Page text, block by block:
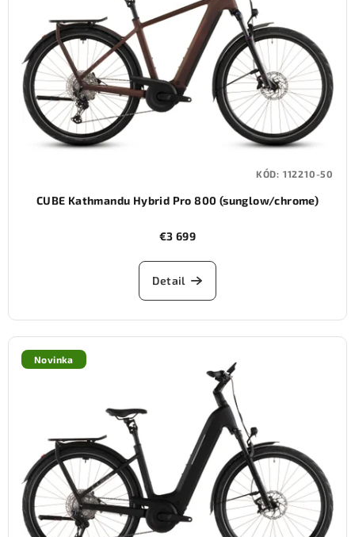
CUBE Kathmandu Hybrid Pro 800 (sunglow/chrome)
€3 699
Detail
KÓD: 112210-50
Novinka